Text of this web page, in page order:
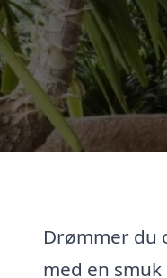
Drømmer du
med en